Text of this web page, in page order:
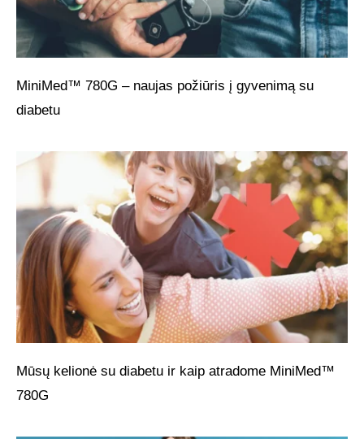
MiniMed™ 780G – naujas požiūris į gyvenimą su
diabetu
Mūsų kelionė su diabetu ir kaip atradome MiniMed™
780G